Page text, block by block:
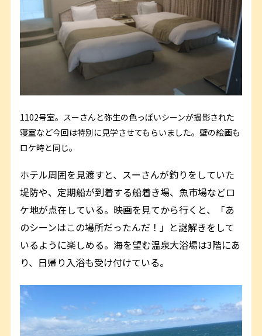
1102号室。スーさんと弥生の色っぽいシーンが撮影された
寝室など今回は特別に見学させてもらいました。壁の絵画も
ロケ時と同じ。
ホテル周囲を見渡すと、スーさんが釣りをしていた
堤防や、定期船が到着する船着き場、魚市場などロ
ケ地が点在している。映画を見てから行くと、「あ
のシーンはこの場所だったんだ！」と謎解きをして
いるように楽しめる。海を望む温泉大浴場は3階にあ
り、日帰り入浴も受け付けている。